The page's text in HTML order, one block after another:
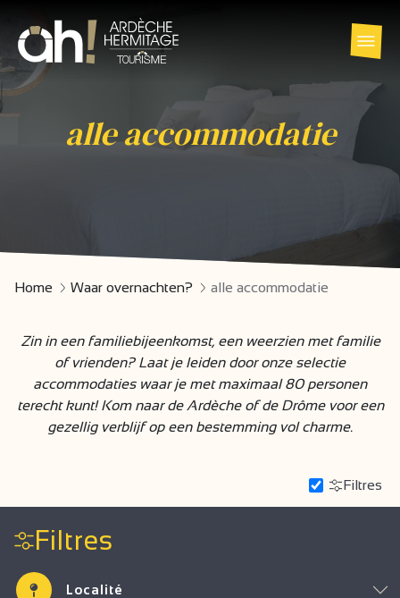
alle accommodatie
Home Waar overnachten? alle accommodatie
Zin in een familiebijeenkomst, een weerzien met familie
of vrienden? Laat je leiden door onze selectie
accommodaties waar je met maximaal 80 personen
terecht kunt! Kom naar de Ardèche of de Drôme voor een
gezellig verblijf op een bestemming vol charme.
Filtres
Filtres
Localité